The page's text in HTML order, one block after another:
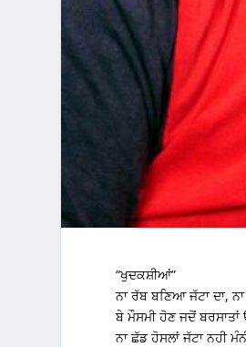
“ਖੁਦਕਸ਼ੀਆਂ”
ਨਾ ਰੱਬ ਬਣਿਆ ਜੱਟਾ ਦਾ,
ਬੇ ਮੌਸਮੀ ਹੋਣ ਜਦੋਂ
ਨਾ ਛੱਡ ਹੋਸਲਾਂ ਜੱਟਾ ਨਹੀ